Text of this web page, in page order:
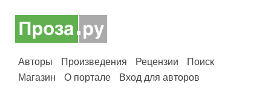
Авторы Произведения Рецензии
Поиск
Магазин
О портале Вход для авторов